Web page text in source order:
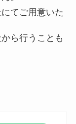
てご用意いた
ら行うことも